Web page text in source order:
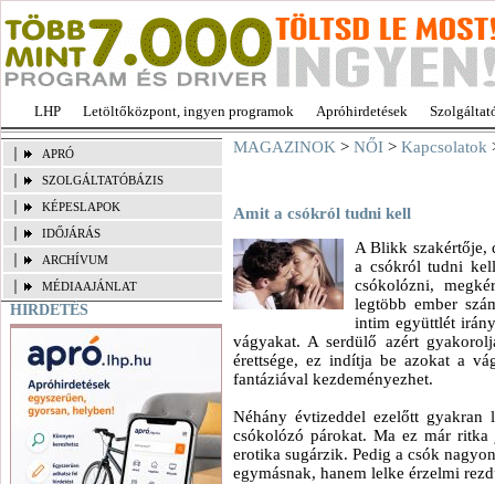
LHP Letöltőközpont, ingyen programok Apróhirdetések
APRÓ
SZOLGÁLTATÓBÁZIS
KÉPESLAPOK
IDŐJÁRÁS
ARCHÍVUM
MÉDIAAJÁNLAT
HIRDETÉS
MAGAZINOK > NŐI > Kapcsolatok
Amit a csókról tudni kell
A Blikk szakértője,
a csókról tudni
csókolózni,
legtöbb ember
intim együttlét
vágyakat. A serdülő azért
érettsége, ez indítja be azokat a
fantáziával kezdeményezhet.
Néhány évtizeddel ezelőtt gyakran
csókolózó párokat. Ma ez már ritka
erotika sugárzik. Pedig a csók
egymásnak, hanem lelke érzelmi